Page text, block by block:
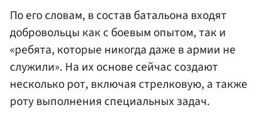
По его словам, в состав батальона входят
добровольцы как с боевым опытом, так и
«ребята, которые никогда даже в армии не
служили». На их основе сейчас создают
несколько рот, включая стрелковую, а также
роту выполнения специальных задач.